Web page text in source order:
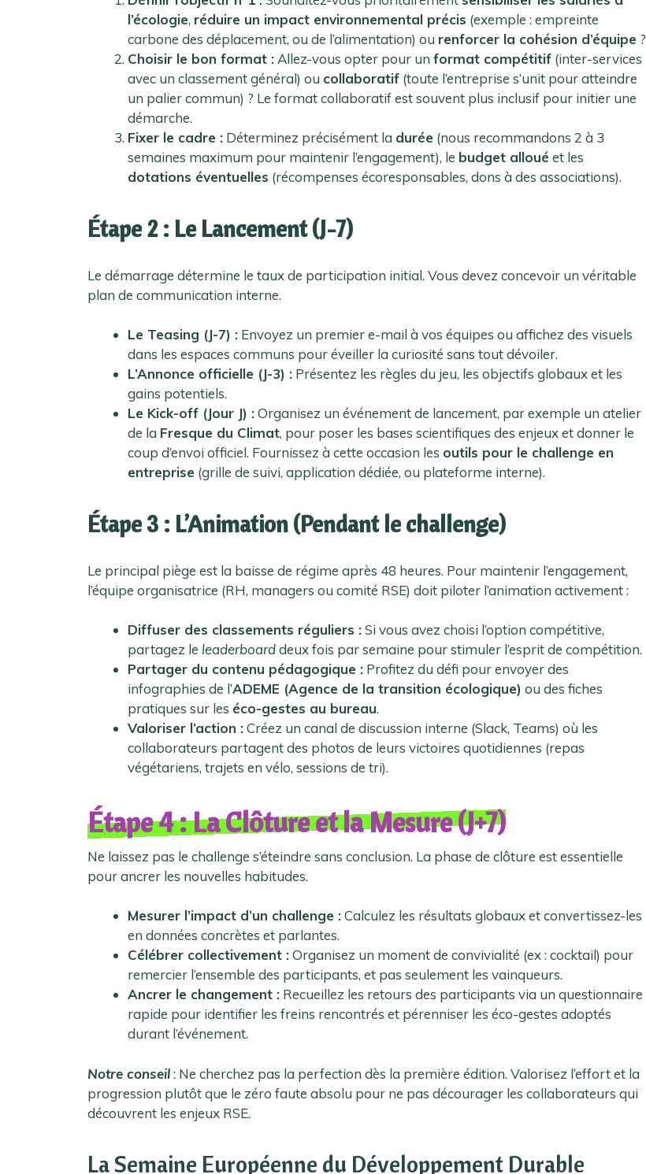
l’écologie, réduire un impact environnemental précis (exemple : empreinte
carbone des déplacement, ou de l’alimentation) ou renforcer la cohésion d’équipe ?
Choisir le bon format : Allez-vous opter pour unformat compétitif (inter-services
avec un classement général) ou collaboratif (toute l’entreprise s’unit pour atteindre
un palier commun) ? Le format collaboratif est souvent plus inclusif pour initier une
démarche.
Fixer le cadre : Déterminez précisément la durée (nous recommandons 2 à 3
semaines maximum pour maintenir l’engagement), le budget alloué et les
dotations éventuelles (récompenses écoresponsables, dons à des associations).
Étape 2 : Le Lancement (J-7)
Le démarrage détermine le taux de participation initial. Vous devez concevoir un véritable
plan de communication interne.
Le Teasing (J-7) : Envoyez un premier e-mail à vos équipes ou affichez des visuels
dans les espaces communs pour éveiller la curiosité sans tout dévoiler.
L’Annonce officielle (J-3) : Présentez les règles du jeu, les objectifs globaux et les
gains potentiels.
Le Kick-off (Jour J) :Organisez un événement de lancement, par exemple un atelier
de la Fresque du Climat, pour poser les bases scientifiques des enjeux et donner le
coup d’envoi officiel. Fournissez à cette occasion les outils pour le challenge en
entreprise (grille de suivi, application dédiée, ou plateforme interne).
Étape 3 : L’Animation (Pendant le challenge)
Le principal piège est la baisse de régime après 48 heures. Pour maintenir l’engagement,
l’équipe organisatrice (RH, managers ou comité RSE) doit piloter l’animation activement :
Diffuser des classements réguliers :Si vous avez choisi l’option compétitive,
partagez le leaderboarddeux fois par semaine pour stimuler l’esprit de compétition.
Partager du contenu pédagogique : Profitez du défi pour envoyer des
infographies de l’ADEME (Agence de la transition écologique) ou des fiches
pratiques sur les éco-gestes au bureau.
Valoriser l’action :Créez un canal de discussion interne (Slack, Teams) où les
collaborateurs partagent des photos de leurs victoires quotidiennes (repas
végétariens, trajets en vélo, sessions de tri).
Étape 4 : La Clôture et la Mesure (J+7)
Ne laissez pas le challenge s’éteindre sans conclusion. La phase de clôture est essentielle
pour ancrer les nouvelles habitudes.
Mesurer l’impact d’un challenge :Calculez les résultats globaux et convertissez-les
en données concrètes et parlantes.
Célébrer collectivement :Organisez un moment de convivialité (ex : cocktail) pour
remercier l’ensemble des participants, et pas seulement les vainqueurs.
Ancrer le changement : Recueillez les retours des participants via un questionnaire
rapide pour identifier les freins rencontrés et pérenniser les éco-gestes adoptés
durant l’événement.
Notre conseil: Ne cherchez pas la perfection dès la première édition. Valorisez l’effort et la
progression plutôt que le zéro faute absolu pour ne pas décourager les collaborateurs qui
découvrent les enjeux RSE.
La Semaine Européenne du Développement Durable